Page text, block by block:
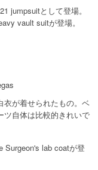
jumpsuitとして登場。
vault suitが登場。
衣が着せられたもの。ベ
ツ自体は比較的きれいで
Surgeon's lab coatが登